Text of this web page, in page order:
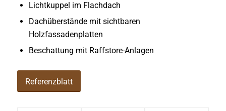
Lichtkuppel im Flachdach
Dachüberstände mit sichtbaren
Holzfassadenplatten
Beschattung mit Raffstore-Anlagen
Referenzblatt